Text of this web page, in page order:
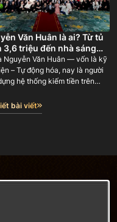
Văn Huân là ai? Từ tủ
3,6 triệu đến nhà sáng
180 người
Nguyễn Văn Huân — vốn là kỹ
– Tự động hóa, nay là người
hệ thống kiếm tiền trên
khác. Tôi là đồng sáng lập
Group (2018-2023 với gần 100
sự), Công ty cổ phần phong
thông GODA (12/6/2023) —
bài viết